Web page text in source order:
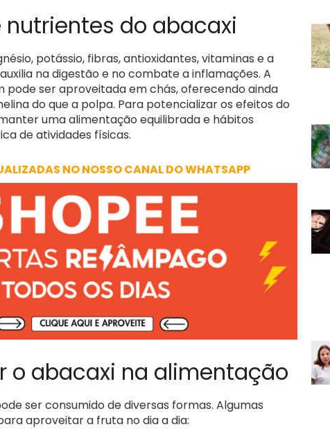
nutrientes do abacaxi
potássio, fibras, antioxidantes, vitaminas e a
na digestão e no combate a inflamações. A
ser aproveitada em chás, oferecendo ainda
do que a polpa. Para potencializar os efeitos do
uma alimentação equilibrada e hábitos
de atividades físicas.
NO NOSSO CANAL DO WHATSAPP
o abacaxi na alimentação
ser consumido de diversas formas. Algumas
aproveitar a fruta no dia a dia: